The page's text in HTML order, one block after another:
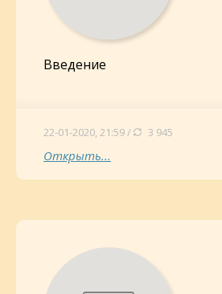
Введение
22-01-2020, 21:59 / 3 945
Открыть...